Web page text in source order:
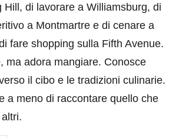
Hill, di lavorare a Williamsburg, di
a Montmartre e di cenare a
fare shopping sulla Fifth Avenue.
ma adora mangiare. Conosce
il cibo e le tradizioni culinarie.
a meno di raccontare quello che